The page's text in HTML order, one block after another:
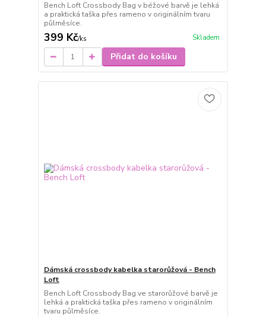
Bench Loft Crossbody Bag v béžové barvě je lehká
a praktická taška přes rameno v originálním tvaru
půlměsíce.
399 Kč/ks Skladem
Přidat do košíku
Dámská crossbody kabelka starorůžová - Bench
Loft
Bench Loft Crossbody Bag ve starorůžové barvě je
lehká a praktická taška přes rameno v originálním
tvaru půlměsíce.